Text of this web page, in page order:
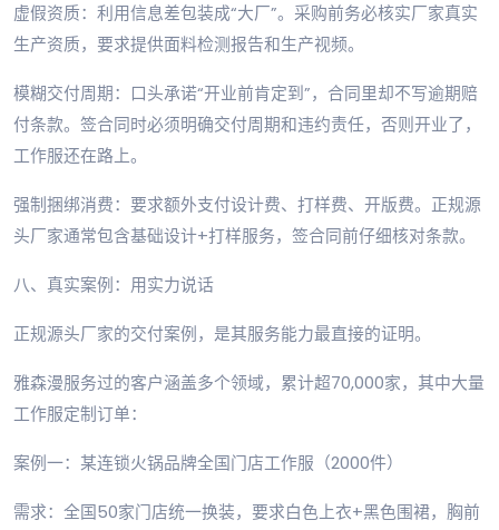
虚假资质：利用信息差包装成“大厂”。采购前务必核实厂家真实
生产资质，要求提供面料检测报告和生产视频。
模糊交付周期：口头承诺“开业前肯定到”，合同里却不写逾期赔
付条款。签合同时必须明确交付周期和违约责任，否则开业了，
工作服还在路上。
强制捆绑消费：要求额外支付设计费、打样费、开版费。正规源
头厂家通常包含基础设计+打样服务，签合同前仔细核对条款。
八、真实案例：用实力说话
正规源头厂家的交付案例，是其服务能力最直接的证明。
雅森漫服务过的客户涵盖多个领域，累计超70,000家，其中大量
工作服定制订单：
案例一：某连锁火锅品牌全国门店工作服（2000件）
需求：全国50家门店统一换装，要求白色上衣+黑色围裙，胸前